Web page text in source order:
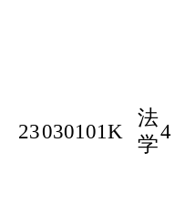
23030101K
法
学
4